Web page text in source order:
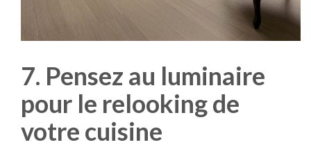
7. Pensez au luminaire
pour le relooking de
votre cuisine